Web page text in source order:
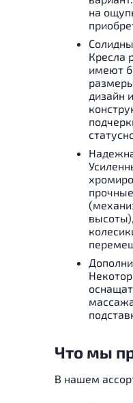
на
Кресла
имеют
дизайн
Что мы
В нашем